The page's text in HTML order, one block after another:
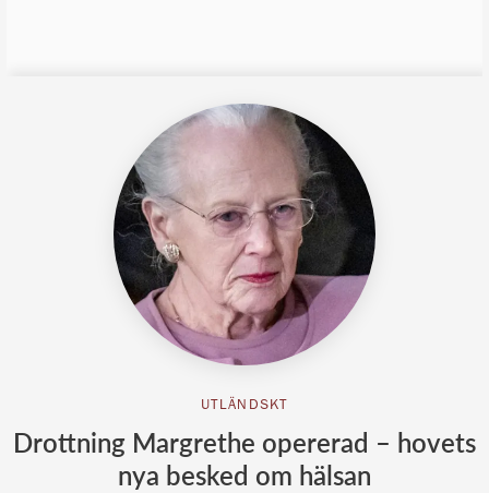
UTLÄNDSKT
Drottning Margrethe opererad – hovets
nya besked om hälsan